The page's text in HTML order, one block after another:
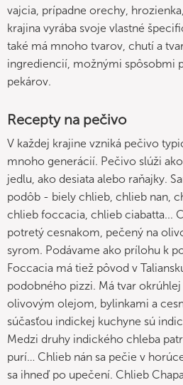
vajcia, prípadne orechy,
krajina vyrába svoje vlastné
také má mnoho tvarov, chutí a
ingrediencií, možnými spôsobmi
pekárov.
Recepty na pečivo
V každej krajine vzniká pečivo
mnoho generácií. Pečivo slúži
jedlu, ako desiata alebo raňajky.
podôb - biely chlieb, chlieb nan,
chlieb foccacia, chlieb ciabatta...
potretý cesnakom, pečený na
syrom. Podávame ako prílohu k
Foccacia má tiež pôvod v
podobného pizzi. Má tvar
olivovým olejom, bylinkami a
súčasťou indickej kuchyne sú
Medzi druhy indického chleba
purí… Chlieb nán sa pečie v
sa ihneď po upečení. Chlieb